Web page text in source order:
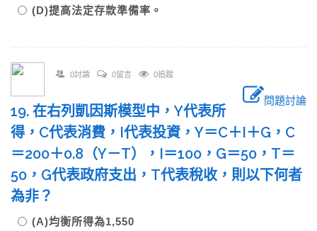
(D)提高法定存款準備率。
0討論 0留言 0追蹤
問題討論
19. 在右列凱因斯模型中，Y代表所
得，C代表消費，I代表投資，Y＝C＋I＋G，C
＝200＋0.8（Y－T），I＝100，G＝50，T＝
50，G代表政府支出，T代表稅收，則以下何者
為非？
(A)均衡所得為1,550